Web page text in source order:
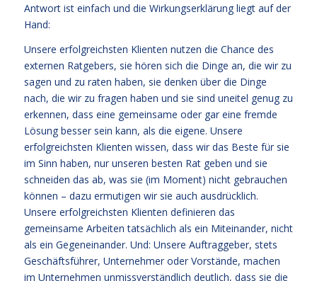
Antwort ist einfach und die Wirkungserklärung liegt auf der
Hand:
Unsere erfolgreichsten Klienten nutzen die Chance des
externen Ratgebers, sie hören sich die Dinge an, die wir zu
sagen und zu raten haben, sie denken über die Dinge
nach, die wir zu fragen haben und sie sind uneitel genug zu
erkennen, dass eine gemeinsame oder gar eine fremde
Lösung besser sein kann, als die eigene. Unsere
erfolgreichsten Klienten wissen, dass wir das Beste für sie
im Sinn haben, nur unseren besten Rat geben und sie
schneiden das ab, was sie (im Moment) nicht gebrauchen
können – dazu ermutigen wir sie auch ausdrücklich.
Unsere erfolgreichsten Klienten definieren das
gemeinsame Arbeiten tatsächlich als ein Miteinander, nicht
als ein Gegeneinander. Und: Unsere Auftraggeber, stets
Geschäftsführer, Unternehmer oder Vorstände, machen
im Unternehmen unmissverständlich deutlich, dass sie die